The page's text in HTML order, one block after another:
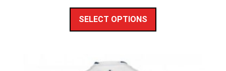
SELECT OPTIONS